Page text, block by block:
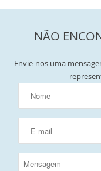
NÃO
Envie-nos uma